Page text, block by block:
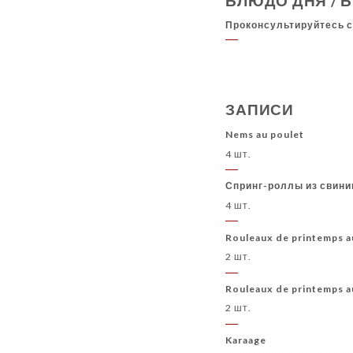
ОТКРОЙТЕ ДЛЯ СЕБЯ НАШИ ДОМАШНИЕ
Проконсультируйтесь
ЗАПИСИ
Nems au poulet
4 шт.
Спринг-роллы из
4 шт.
Rouleaux de printemps
2 шт.
Rouleaux de printemps
2 шт.
Karaage